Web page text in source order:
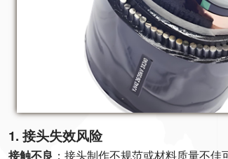
1. 接头失效风险
接触不良 ：接头制作不规范或材料质量不